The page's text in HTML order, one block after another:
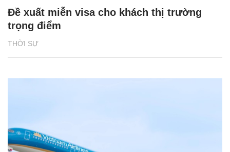
THỜI SỰ
Đề xuất miễn visa cho khách thị trường
trọng điểm